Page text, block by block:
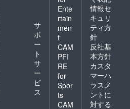
サ
ポ
ー
ト
サ
ー
ビ
ス
Ente
rtain
men
t
CAM
PFI
RE
for
Spor
ts
CAM
情報セ
キュリ
ティ方
針
反社基
本方針
カスタ
マーハ
ラスメ
ントに
対する